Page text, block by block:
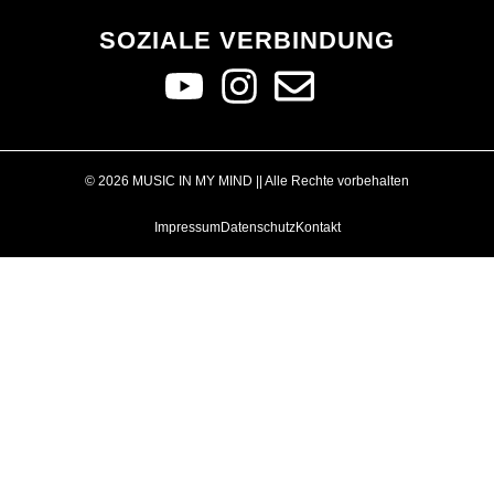
SOZIALE VERBINDUNG
© 2026 MUSIC IN MY MIND || Alle Rechte vorbehalten
ImpressumDatenschutzKontakt